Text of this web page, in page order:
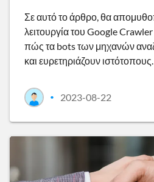
Σε αυτό το άρθρο, θα
λειτουργία του Google
πώς τα bots των μηχανών
και ευρετηριάζουν ιστότοπους.
• 2023-08-22